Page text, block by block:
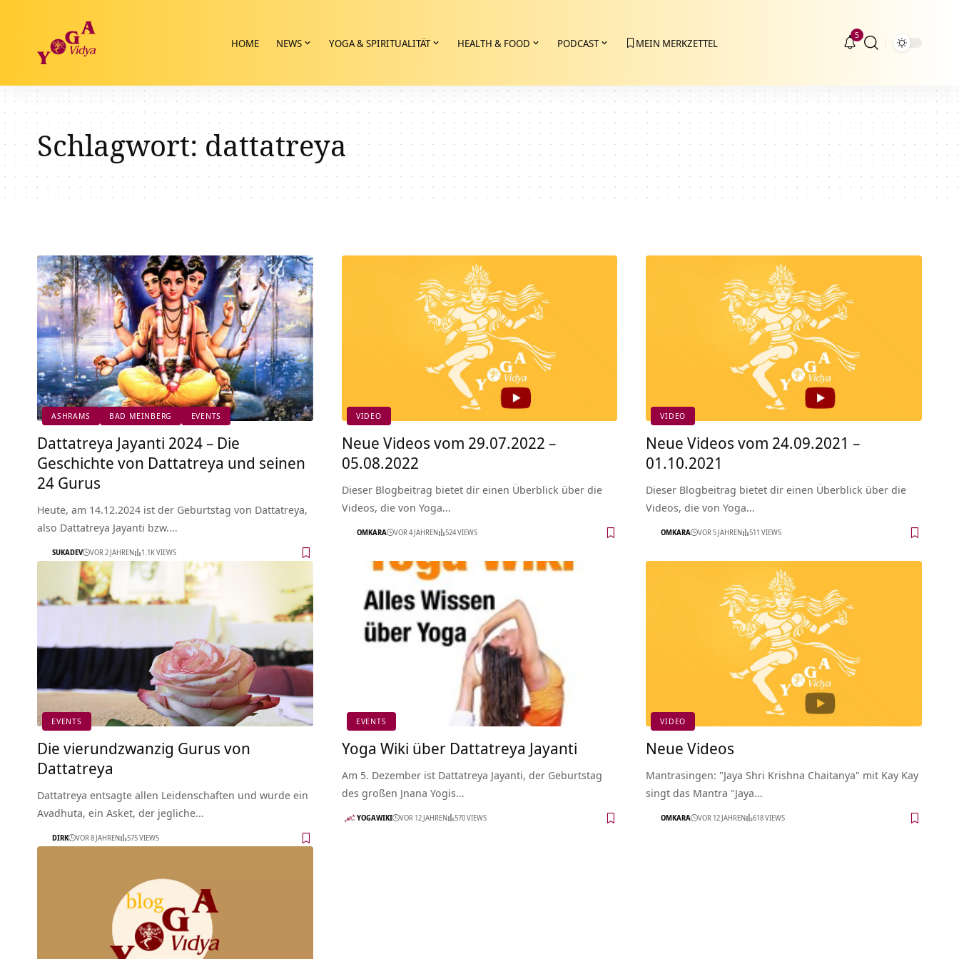
HOME NEWS YOGA & SPIRITUALITÄT HEALTH & FOOD PODCAST MEIN MERKZETTEL
5
Schlagwort: dattatreya
ASHRAMS BAD MEINBERG EVENTS
Dattatreya Jayanti 2024 – Die
Geschichte von Dattatreya und seinen
24 Gurus
Heute, am 14.12.2024 ist der Geburtstag von Dattatreya,
also Dattatreya Jayanti bzw.…
SUKADEV VOR 2 JAHREN 1.1K VIEWS
VIDEO
Neue Videos vom 29.07.2022 –
05.08.2022
Dieser Blogbeitrag bietet dir einen Überblick über die
Videos, die von Yoga…
OMKARA VOR 4 JAHREN 524 VIEWS
VIDEO
Neue Videos vom 24.09.2021 –
01.10.2021
Dieser Blogbeitrag bietet dir einen Überblick über die
Videos, die von Yoga…
OMKARA VOR 5 JAHREN 511 VIEWS
EVENTS
Die vierundzwanzig Gurus von
Dattatreya
Dattatreya entsagte allen Leidenschaften und wurde ein
Avadhuta, ein Asket, der jegliche…
DIRK VOR 8 JAHREN 575 VIEWS
EVENTS
Yoga Wiki über Dattatreya Jayanti
Am 5. Dezember ist Dattatreya Jayanti, der Geburtstag
des großen Jnana Yogis…
YOGAWIKI VOR 12 JAHREN 570 VIEWS
VIDEO
Neue Videos
Mantrasingen: "Jaya Shri Krishna Chaitanya" mit Kay Kay
singt das Mantra "Jaya…
OMKARA VOR 12 JAHREN 618 VIEWS